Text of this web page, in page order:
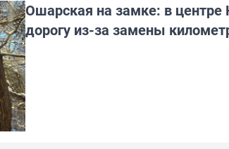
Ошарская на замке: в центре
дорогу из-за замены